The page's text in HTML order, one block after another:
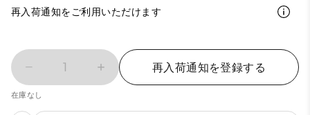
再入荷通知をご利用いただけます
1 再入荷通知を登録する
在庫なし